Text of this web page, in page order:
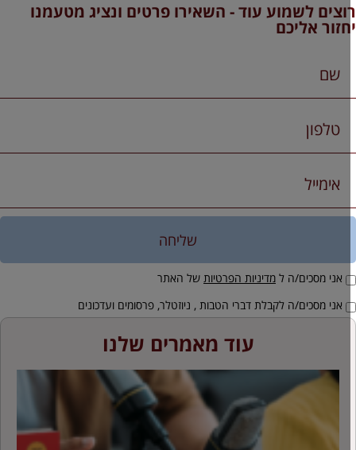
לשמוע עוד - השאירו פרטים ונציג מטעמנו
אליכם
אני מסכים/ה למדיניות הפרטיותשל האתר
אני מסכים/ה לקבלת דברי הטבות , ניוזטלר, פרסומים ועדכונים
שליחה
עוד מאמרים שלנו